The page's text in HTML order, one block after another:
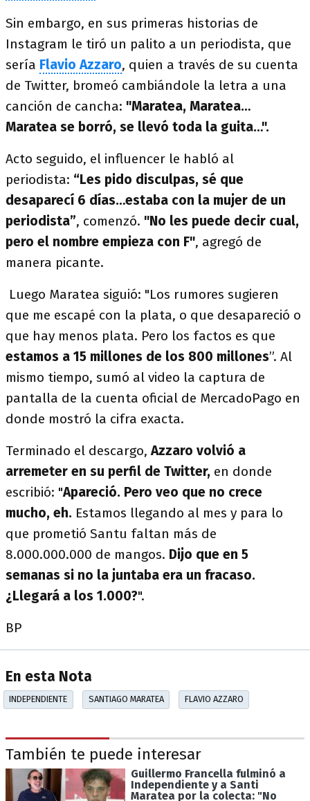
Sin embargo, en sus primeras historias de
Instagram le tiró un palito a un periodista, que
sería Flavio Azzaro, quien a través de su cuenta
de Twitter, bromeó cambiándole la letra a una
canción de cancha: "Maratea, Maratea…
Maratea se borró, se llevó toda la guita…".
Acto seguido, el influencer le habló al
periodista: “Les pido disculpas, sé que
desaparecí 6 días…estaba con la mujer de un
periodista”, comenzó. "No les puede decir cual,
pero el nombre empieza con F", agregó de
manera picante.
Luego Maratea siguió: "Los rumores sugieren
que me escapé con la plata, o que desapareció o
que hay menos plata. Pero los factos es que
estamos a 15 millones de los 800 millones”. Al
mismo tiempo, sumó al video la captura de
pantalla de la cuenta oficial de MercadoPago en
donde mostró la cifra exacta.
Terminado el descargo,Azzaro volvió a
arremeter en su perfil de Twitter, en donde
escribió: "Apareció. Pero veo que no crece
mucho, eh. Estamos llegando al mes y para lo
que prometió Santu faltan más de
8.000.000.000 de mangos. Dijo que en 5
semanas si no la juntaba era un fracaso.
¿Llegará a los 1.000?".
BP
En esta Nota
INDEPENDIENTE SANTIAGO MARATEA FLAVIO AZZARO
También te puede interesar
Guillermo Francella fulminó a
Independiente y a Santi
Maratea por la colecta: "No